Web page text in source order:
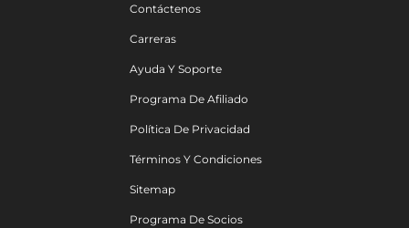
Contáctenos
Carreras
Ayuda Y Soporte
Programa De Afiliado
Política De Privacidad
Términos Y Condiciones
Sitemap
Programa De Socios